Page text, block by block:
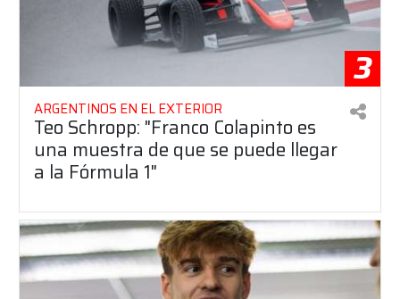
3
ARGENTINOS EN EL EXTERIOR
Teo Schropp: "Franco Colapinto es
una muestra de que se puede llegar
a la Fórmula 1"